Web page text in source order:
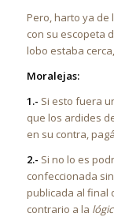
Pero, harto ya de
con su escopeta
lobo estaba
Moralejas:
1.- Si esto fuera
que los ardides
en su contra,
2.- Si no lo es
confeccionada
publicada al final
contrario a la